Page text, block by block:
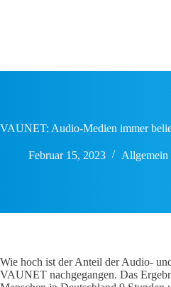
VAUNET: Audio-Medien immer
Februar 15, 2023 Allgemein
Wie hoch ist der Anteil der Audio-
VAUNET nachgegangen. Das